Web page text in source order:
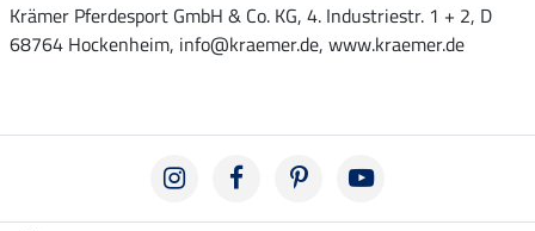
Krämer Pferdesport GmbH & Co. KG, 4. Industriestr. 1 + 2, D
68764 Hockenheim, info@kraemer.de, www.kraemer.de